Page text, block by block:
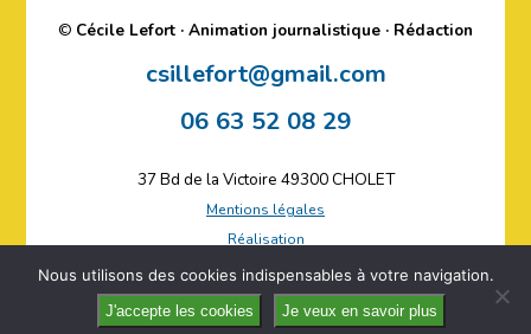
© Cécile Lefort · Animation journalistique · Rédaction
csillefort@gmail.com
06 63 52 08 29
37 Bd de la Victoire 49300 CHOLET
Mentions légales
Réalisation
Plan du site
Nous utilisons des cookies indispensables à votre navigation.
J'accepte les cookies Je veux en savoir plus